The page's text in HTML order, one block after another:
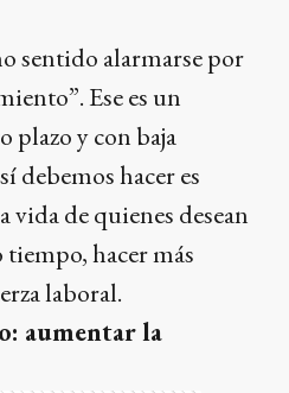
sentido alarmarse por
Ese es un
plazo y con baja
debemos hacer es
vida de quienes desean
hacer más
laboral.
aumentar la